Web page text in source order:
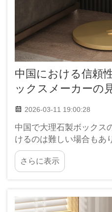
中国における信頼
ックスメーカーの
2026-03-11 19:00:28
中国で大理石製ボックス
けるのは難しい場合もあ
分にあります。大理石製
耐久性にも優れているた
て最適です。こうした製
さらに表示